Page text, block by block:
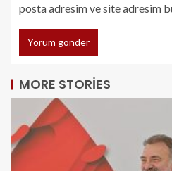
posta adresim ve site adresim
MORE STORIES